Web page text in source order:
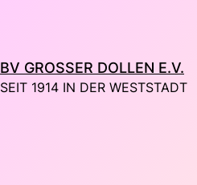
BV GROSSER DOLLEN E.V.
SEIT 1914 IN DER WESTSTADT